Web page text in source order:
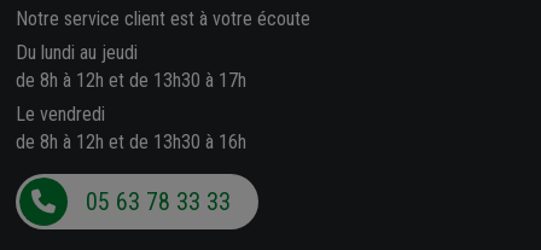
Notre service client est à votre écoute
Du lundi au jeudi
de 8h à 12h et de 13h30 à 17h
Le vendredi
de 8h à 12h et de 13h30 à 16h
05 63 78 33 33